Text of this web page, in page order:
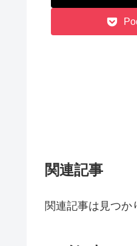
関連記事
関連記事は見つか